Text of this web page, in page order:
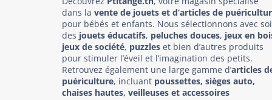
dans la vente de jouets et d’articles de
pour bébés et enfants. Nous sélectionnons avec
des jouets éducatifs, peluches douces, jeux en
jeux de société, puzzles et bien d’autres produits
pour stimuler l’éveil et l’imagination des petits.
Retrouvez également une large gamme d’articles
puériculture, incluant poussettes, sièges auto,
chaises hautes, veilleuses et accessoires